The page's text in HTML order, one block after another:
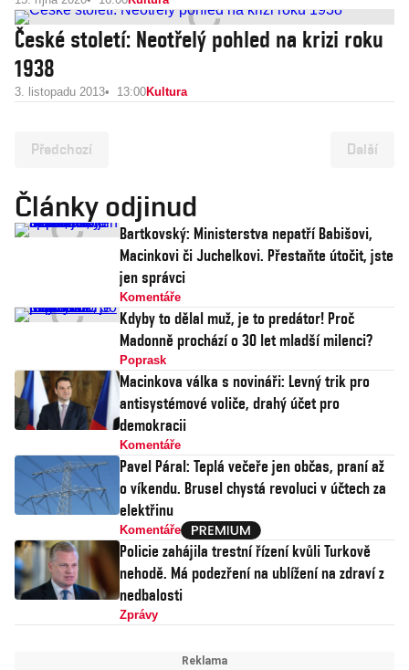
České století: Neotřelý pohled na krizi roku
1938
3. listopadu 2013 13:00Kultura
Předchozí Další
Články odjinud
Bartkovský: Ministerstva nepatří Babišovi,
Macinkovi či Juchelkovi. Přestaňte útočit, jste
jen správci
Komentáře
Kdyby to dělal muž, je to predátor! Proč
Madonně prochází o 30 let mladší milenci?
Poprask
Macinkova válka s novináři: Levný trik pro
antisystémové voliče, drahý účet pro
demokracii
Komentáře
Pavel Páral: Teplá večeře jen občas, praní až
o víkendu. Brusel chystá revoluci v účtech za
elektřinu
Komentáře
Policie zahájila trestní řízení kvůli Turkově
nehodě. Má podezření na ublížení na zdraví z
nedbalosti
Zprávy